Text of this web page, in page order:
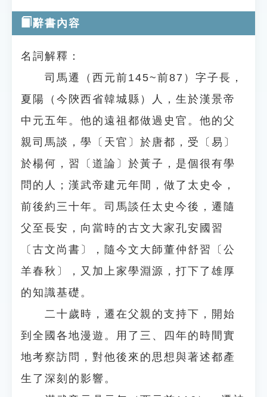
辭書內容
名詞解釋：
司馬遷（西元前145~前87）字子長，
夏陽（今陝西省韓城縣）人，生於漢景帝
中元五年。他的遠祖都做過史官。他的父
親司馬談，學〔天官〕於唐都，受〔易〕
於楊何，習〔道論〕於黃子，是個很有學
問的人；漢武帝建元年間，做了太史令，
前後約三十年。司馬談任太史今後，遷隨
父至長安，向當時的古文大家孔安國習
〔古文尚書〕，隨今文大師董仲舒習〔公
羊春秋〕，又加上家學淵源，打下了雄厚
的知識基礎。
二十歲時，遷在父親的支持下，開始
到全國各地漫遊。用了三、四年的時間實
地考察訪問，對他後來的思想與著述都產
生了深刻的影響。